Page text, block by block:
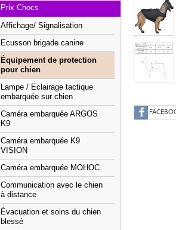
Prix Chocs
Affichage/ Signalisation
Ecusson brigade canine
Équipement de protection
pour chien
Lampe / Eclairage tactique
embarquée sur chien
Caméra embarquée ARGOS
K9
Caméra embarquée K9
VISION
Caméra embarquée MOHOC
Communication avec le chien
à distance
Évacuation et soins du chien
blessé